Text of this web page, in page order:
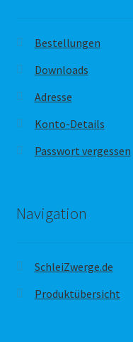
Bestellungen
Downloads
Adresse
Konto-Details
Passwort vergessen
Navigation
SchleiZwerge.de
Produktübersicht